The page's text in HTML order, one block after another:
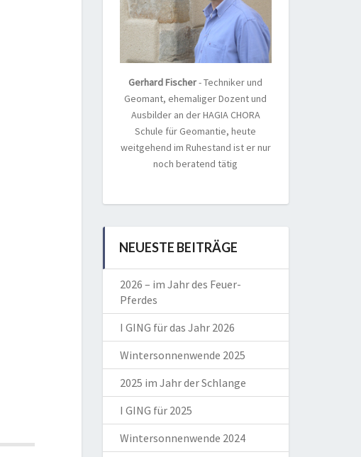
Gerhard Fischer- Techniker und
Geomant, ehemaliger Dozent und
Ausbilder an der HAGIA CHORA
Schule für Geomantie, heute
weitgehend im Ruhestand ist er nur
noch beratend tätig
NEUESTE BEITRÄGE
2026 – im Jahr des Feuer-
Pferdes
I GING für das Jahr 2026
Wintersonnenwende 2025
2025 im Jahr der Schlange
I GING für 2025
Wintersonnenwende 2024